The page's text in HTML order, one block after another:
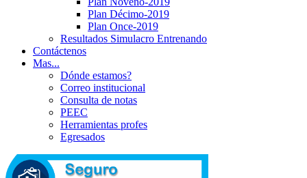
Plan Décimo-2019
Plan Once-2019
Resultados Simulacro Entrenando
Contáctenos
Mas...
Dónde estamos?
Correo institucional
Consulta de notas
PEEC
Herramientas profes
Egresados